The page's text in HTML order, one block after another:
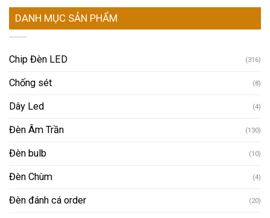
DANH MỤC SẢN PHẨM
Chip Đèn LED (316)
Chống sét (8)
Dây Led (4)
Đèn Âm Trần (130)
Đèn bulb (10)
Đèn Chùm (4)
Đèn đánh cá order (20)